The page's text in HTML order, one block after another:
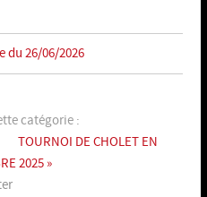
du 26/06/2026
catégorie :
TOURNOI DE CHOLET EN
2025 »